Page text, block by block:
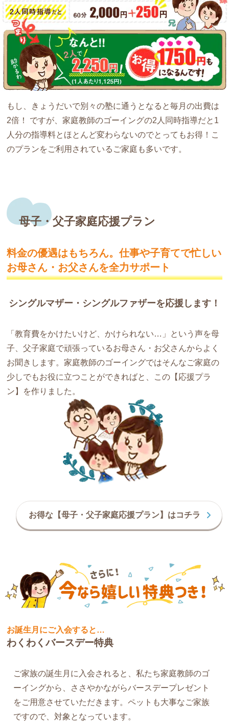
もし、きょうだいで別々の塾に通うとなると毎月の出費は
2倍！ ですが、家庭教師のゴーイングの2人同時指導だと 1
人分の指導料とほとんど変わらないのでとってもお得！こ
のプランをご利用されているご家庭も多いです。
母子・父子家庭応援プラン
料金の優遇はもちろん。仕事や子育てで忙しい
お母さん・お父さんを全力サポート
シングルマザー・シングルファザーを応援します！
「教育費をかけたいけど、かけられない…」という声を母
子、父子家庭で頑張っているお母さん・お父さんからよく
お聞きします。家庭教師のゴーイングではそんなご家庭の
少しでもお役に立つことができればと、この【応援プラ
ン】を作りました。
お得な【母子・父子家庭応援プラン】はコチラ
お誕生月にご入会すると…
わくわくバースデー特典
ご家族の誕生月に入会されると、私たち家庭教師のゴ
ーイングから、ささやかながらバースデープレゼント
をご用意させていただきます。ペットも大事なご家族
ですので、対象となっています。